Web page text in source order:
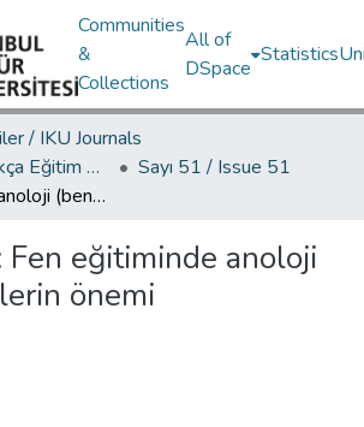
Communities
&
Collections
All of
DSpace
Statistics
/ IKU Journals
YED.JEL Yaşadıkça Eğitim Dergisi / Journal of Education For Life
Sayı 51 / Issue 51
Fen eğitiminde anoloji (benzetme)lerin önemi
Fen eğitiminde anoloji
önemi